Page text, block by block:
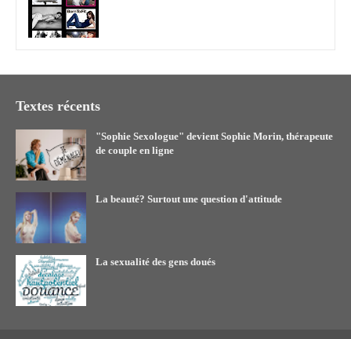
Textes récents
"Sophie Sexologue" devient Sophie Morin, thérapeute
de couple en ligne
La beauté? Surtout une question d'attitude
La sexualité des gens doués